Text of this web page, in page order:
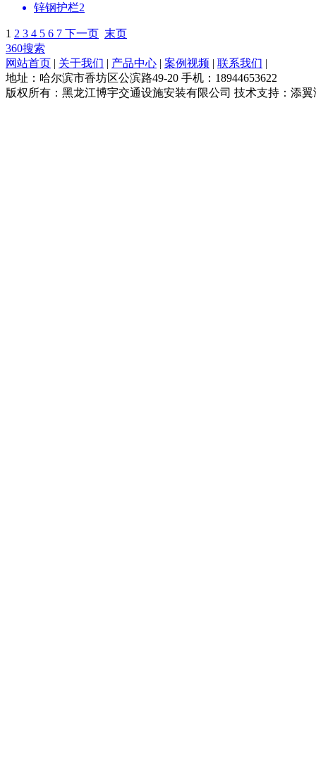
锌钢护栏2
1 2 3 4 5 6 7 下一页 末页
360搜索
网站首页 | 关于我们 | 产品中心 | 案例视频 | 联系我们 |
地址：哈尔滨市香坊区公滨路49-20 手机：18944653622
版权所有：黑龙江博宇交通设施安装有限公司 技术支持：添